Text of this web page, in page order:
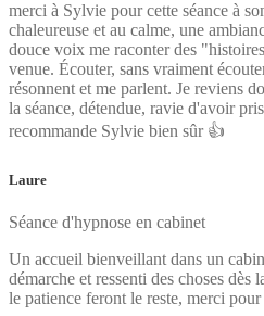
merci à Sylvie pour cette séance à
chaleureuse et au calme, une
douce voix me raconter des
venue. Écouter, sans vraiment
résonnent et me parlent. Je reviens
la séance, détendue, ravie d'avoir
recommande Sylvie bien sûr 👍
Laure
Séance d'hypnose en cabinet
Un accueil bienveillant dans un
démarche et ressenti des choses dès
le patience feront le reste, merci